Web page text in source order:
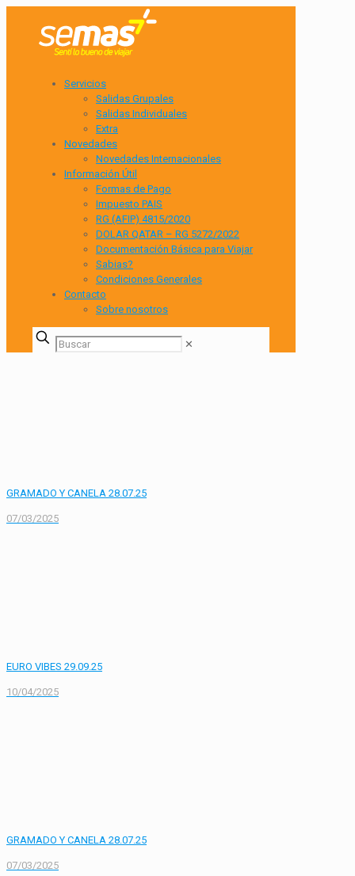
Servicios
Salidas Grupales
Salidas Individuales
Extra
Novedades
Novedades Internacionales
Información Útil
Formas de Pago
Impuesto PAIS
RG (AFIP) 4815/2020
DOLAR QATAR – RG 5272/2022
Documentación Básica para Viajar
Sabias?
Condiciones Generales
Contacto
Sobre nosotros
✕
GRAMADO Y CANELA 28.07.25
07/03/2025
EURO VIBES 29.09.25
10/04/2025
GRAMADO Y CANELA 28.07.25
07/03/2025